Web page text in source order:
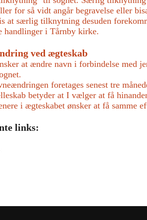
for så vidt angår begravelse eller
at særlig tilknytning desuden
handlinger i Tårnby kirke.
ved ægteskab
at ændre navn i forbindelse med
foretages senest tre
betyder at I vælger at få
i ægteskabet ønsker at få samme
links: